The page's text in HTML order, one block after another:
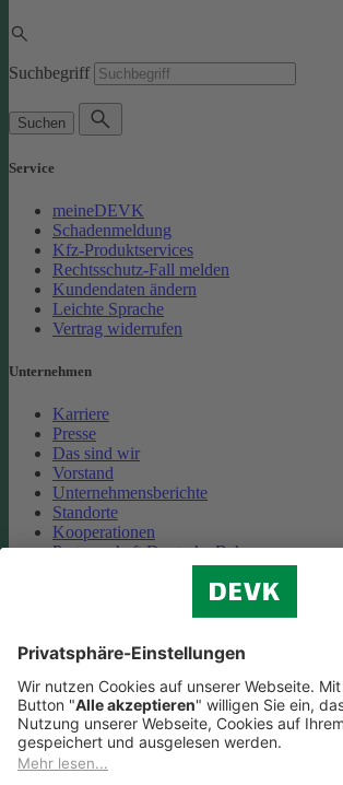
Suchbegriff
Suchen
Service
meineDEVK
Schadenmeldung
Kfz-Produktservices
Rechtsschutz-Fall melden
Kundendaten ändern
Leichte Sprache
Vertrag widerrufen
Unternehmen
Karriere
Presse
Das sind wir
Vorstand
Unternehmensberichte
Standorte
Kooperationen
Partnerschaft Deutsche Bahn
Cookie-Einstellungen
Datenschutz
Impressum